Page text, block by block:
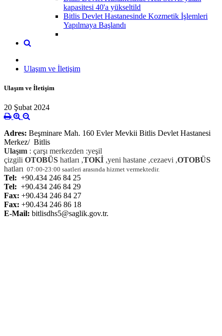
kapasitesi 40'a yükseltild
Bitlis Devlet Hastanesinde Kozmetik İşlemleri
Yapılmaya Başlandı
Ulaşım ve İletişim
Ulaşım ve İletişim
20 Şubat 2024
Adres: Beşminare Mah. 160 Evler Mevkii Bitlis Devlet Hastanesi
Merkez/ Bitlis
Ulaşım : çarşı merkezden :yeşil
çizgili OTOBÜS hatları ,TOKİ ,yeni hastane ,cezaevi ,OTOBÜS
hatları 07:00-23:00 saatleri arasında hizmet vermektedir.
Tel: +90.434 246 84 25
Tel: +90.434 246 84 29
Fax: +90.434 246 84 27
Fax: +90.434 246 86 18
E-Mail: bitlisdhs5@saglik.gov.tr.